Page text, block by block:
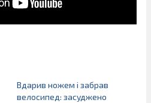
Вдарив ножем і забрав
велосипед: засуджено